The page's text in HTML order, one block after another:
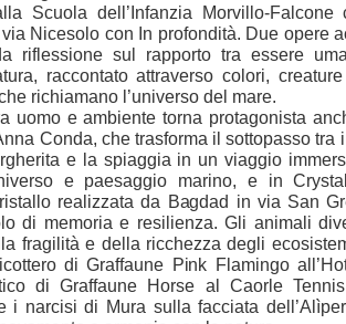
Scuola dell’Infanzia Morvillo-
Nicesolo con In profondità. Due opere
riflessione sul rapporto tra essere
raccontato attraverso colori,
richiamano l’universo del mare.
uomo e ambiente torna protagonista
Conda, che trasforma il sottopasso tra
e la spiaggia in un viaggio
e paesaggio marino, e in
realizzata da Bagdad in via San
di memoria e resilienza. Gli animali
fragilità e della ricchezza degli
di Graffaune Pink Flamingo
di Graffaune Horse al Caorle
i narcisi di Mura sulla facciata